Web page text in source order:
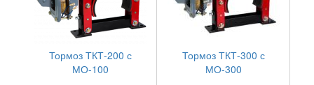
Тормоз ТКТ-200 с
МО-100
Тормоз ТКТ-300 с
МО-300